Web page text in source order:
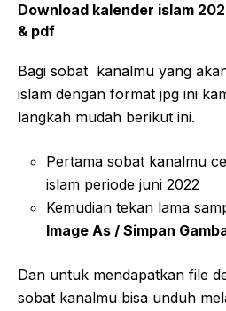
Download kalender islam
& pdf
Bagi sobat kanalmu yang
islam dengan format jpg ini
langkah mudah berikut ini.
Pertama sobat kanalmu
islam periode juni 2022
Kemudian tekan lama
Image As / Simpan
Dan untuk mendapatkan file
sobat kanalmu bisa unduh